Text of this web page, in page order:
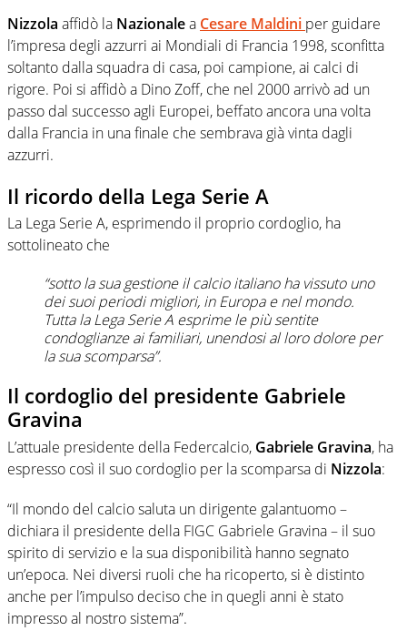
Nizzola affidò la Nazionalea Cesare Maldini per guidare
l’impresa degli azzurri ai Mondiali di Francia 1998, sconfitta
soltanto dalla squadra di casa, poi campione, ai calci di
rigore. Poi si affidò a Dino Zoff, che nel 2000 arrivò ad un
passo dal successo agli Europei, beffato ancora una volta
dalla Francia in una finale che sembrava già vinta dagli
azzurri.
Il ricordo della Lega Serie A
La Lega Serie A, esprimendo il proprio cordoglio, ha
sottolineato che
“sotto la sua gestione il calcio italiano ha vissuto uno
dei suoi periodi migliori, in Europa e nel mondo.
Tutta la Lega Serie A esprime le più sentite
condoglianze ai familiari, unendosi al loro dolore per
la sua scomparsa”.
Il cordoglio del presidente Gabriele
Gravina
L’attuale presidente della Federcalcio, Gabriele Gravina, ha
espresso così il suo cordoglio per la scomparsa di Nizzola:
“Il mondo del calcio saluta un dirigente galantuomo –
dichiara il presidente della FIGC Gabriele Gravina – il suo
spirito di servizio e la sua disponibilità hanno segnato
un’epoca. Nei diversi ruoli che ha ricoperto, si è distinto
anche per l’impulso deciso che in quegli anni è stato
impresso al nostro sistema”.